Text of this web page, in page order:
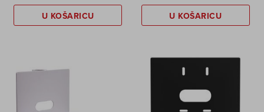
U KOŠARICU U KOŠARICU